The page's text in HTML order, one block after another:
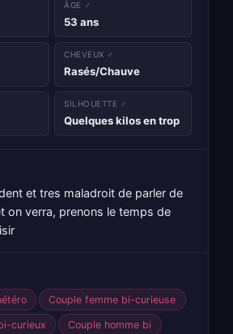
ÂGE ♂
53 ans
CHEVEUX ♂
Rasés/Chauve
SILHOUETTE ♂
Quelques kilos en trop
et tres maladroit de parler de
on verra, prenons le temps de
Couple femme bi-curieuse
curieux Couple homme bi